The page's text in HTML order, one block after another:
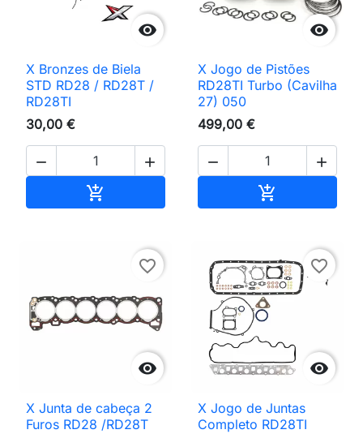

X Bronzes de Biela
STD RD28 / RD28T /
RD28TI
30,00 €
 


X Jogo de Pistões
RD28TI Turbo (Cavilha
27) 050
499,00 €
 


favorite_border
X Junta de cabeça 2
Furos RD28 /RD28T

favorite_border
X Jogo de Juntas
Completo RD28TI